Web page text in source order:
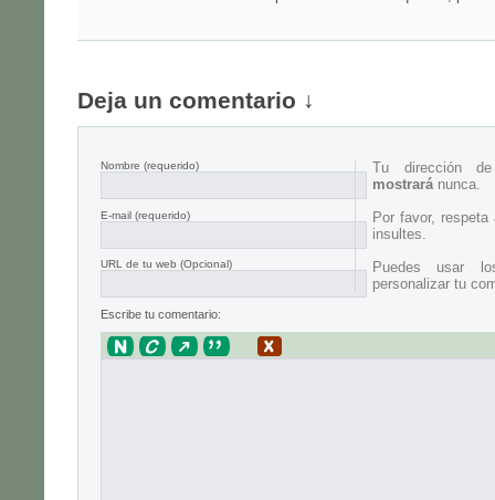
Deja un comentario ↓
Nombre (requerido)
E-mail (requerido)
URL de tu web (Opcional)
Tu dirección
mostraránunca.
Por favor,
insultes.
Puedes usar
personalizar tu
Escribe tu comentario: